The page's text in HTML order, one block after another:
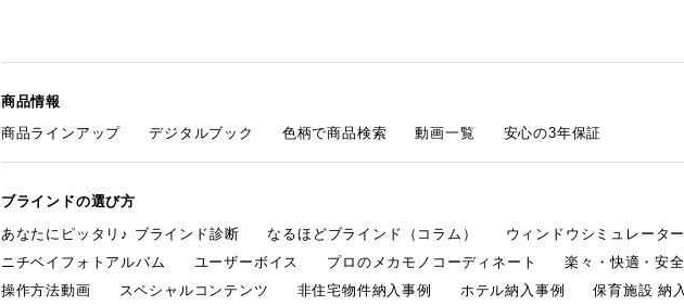
商品情報
商品ラインアップ
デジタルブック 色柄で商品検索 動画一覧 安心の3年保証
ブラインドの選び方
あなたにピッタリ♪ ブラインド診断
なるほどブラインド（コラム） ウィンドウシミュレーター
ニチベイフォトアルバム
ユーザーボイス プロのメカモノコーディネート 楽々・快適・安
操作方法動画
スペシャルコンテンツ 非住宅物件納入事例 ホテル納入事例 保育施設 納